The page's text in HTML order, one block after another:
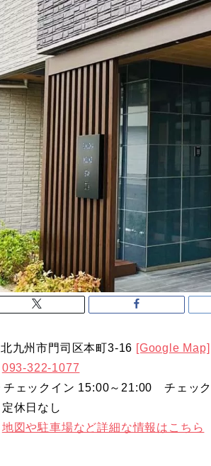
北九州市門司区本町3-16 [Google Map]
093-322-1077
チェックイン 15:00～21:00 チェッ
定休日なし
地図や駐車場など詳細な情報はこちら